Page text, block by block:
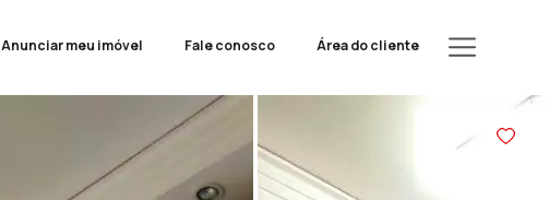
Anunciar meu imóvel Fale conosco Área do cliente